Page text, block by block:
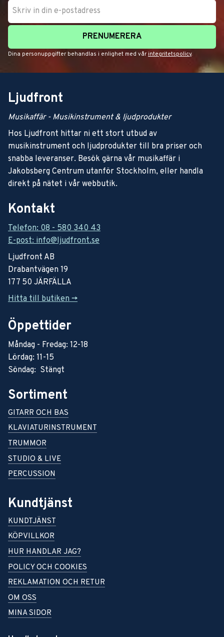
PRENUMERERA
Dina personuppgifter behandlas i enlighet med vår integritetspolicy.
Ljudfront
Musikaffär - Musikinstrument & ljudprodukter
Hos Ljudfront hittar ni ett stort utbud av
musikinstrument och ljudprodukter till bra priser och
snabba leveranser. Besök gärna vår musikaffär i
Jakobsberg Centrum utanför Stockholm, eller handla
direkt på nätet i vår webbutik.
Kontakt
Telefon: 08 - 580 340 43
E-post: info@ljudfront.se
Ljudfront AB
Drabantvägen 19
177 50 JÄRFÄLLA
Hitta till butiken ->
Öppettider
Måndag - Fredag: 12-18
Lördag: 11-15
Söndag: Stängt
Sortiment
GITARR OCH BAS
KLAVIATURINSTRUMENT
TRUMMOR
STUDIO & LIVE
PERCUSSION
Kundtjänst
KUNDTJÄNST
KÖPVILLKOR
HUR HANDLAR JAG?
POLICY OCH COOKIES
REKLAMATION OCH RETUR
OM OSS
MINA SIDOR